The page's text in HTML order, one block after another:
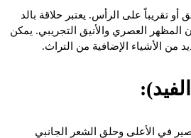
تقريباً على الرأس. يعتبر حلاقة بالد
المظهر العصري والأنيق التجريبي. يمكن
من الأشياء الإضافية من التراث.
في الأعلى وحلق الشعر الجانبي